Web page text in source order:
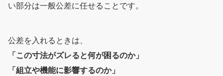
い部分は一般公差に任せることです。
公差を入れるときは、
「この寸法がズレると何が困るのか」
「組立や機能に影響するのか」